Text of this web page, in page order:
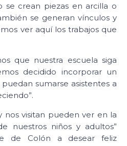
se crean piezas en arcilla o
se generan vínculos y
ver aquí los trabajos que
que nuestra escuela siga
decidido incorporar un
sumarse asistentes a
nos visitan pueden ver en la
nuestros niños y adultos”
de Colón a desear feliz